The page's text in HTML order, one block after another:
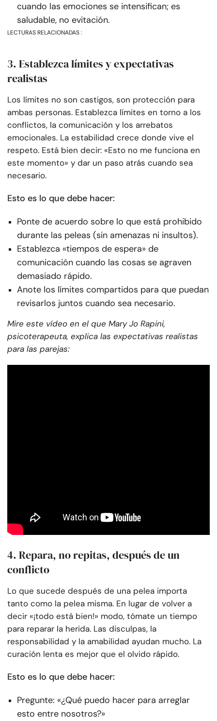
cuando las emociones se intensifican; es
saludable, no evitación.
LECTURAS RELACIONADAS :
3. Establezca límites y expectativas
realistas
Los límites no son castigos, son protección para
ambas personas. Establezca límites en torno a los
conflictos, la comunicación y los arrebatos
emocionales. La estabilidad crece donde vive el
respeto. Está bien decir: «Esto no me funciona en
este momento» y dar un paso atrás cuando sea
necesario.
Esto es lo que debe hacer:
Ponte de acuerdo sobre lo que está prohibido
durante las peleas (sin amenazas ni insultos).
Establezca «tiempos de espera» de
comunicación cuando las cosas se agraven
demasiado rápido.
Anote los límites compartidos para que puedan
revisarlos juntos cuando sea necesario.
Mire este vídeo en el que Mary Jo Rapini,
psicoterapeuta, explica las expectativas realistas
para las parejas:
4. Repara, no repitas, después de un
conflicto
Lo que sucede después de una pelea importa
tanto como la pelea misma. En lugar de volver a
decir «¡todo está bien!» modo, tómate un tiempo
para reparar la herida. Las disculpas, la
responsabilidad y la amabilidad ayudan mucho. La
curación lenta es mejor que el olvido rápido.
Esto es lo que debe hacer:
Pregunte: «¿Qué puedo hacer para arreglar
esto entre nosotros?»